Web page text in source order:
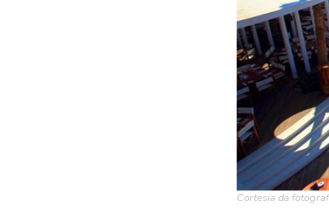
Cortesia da